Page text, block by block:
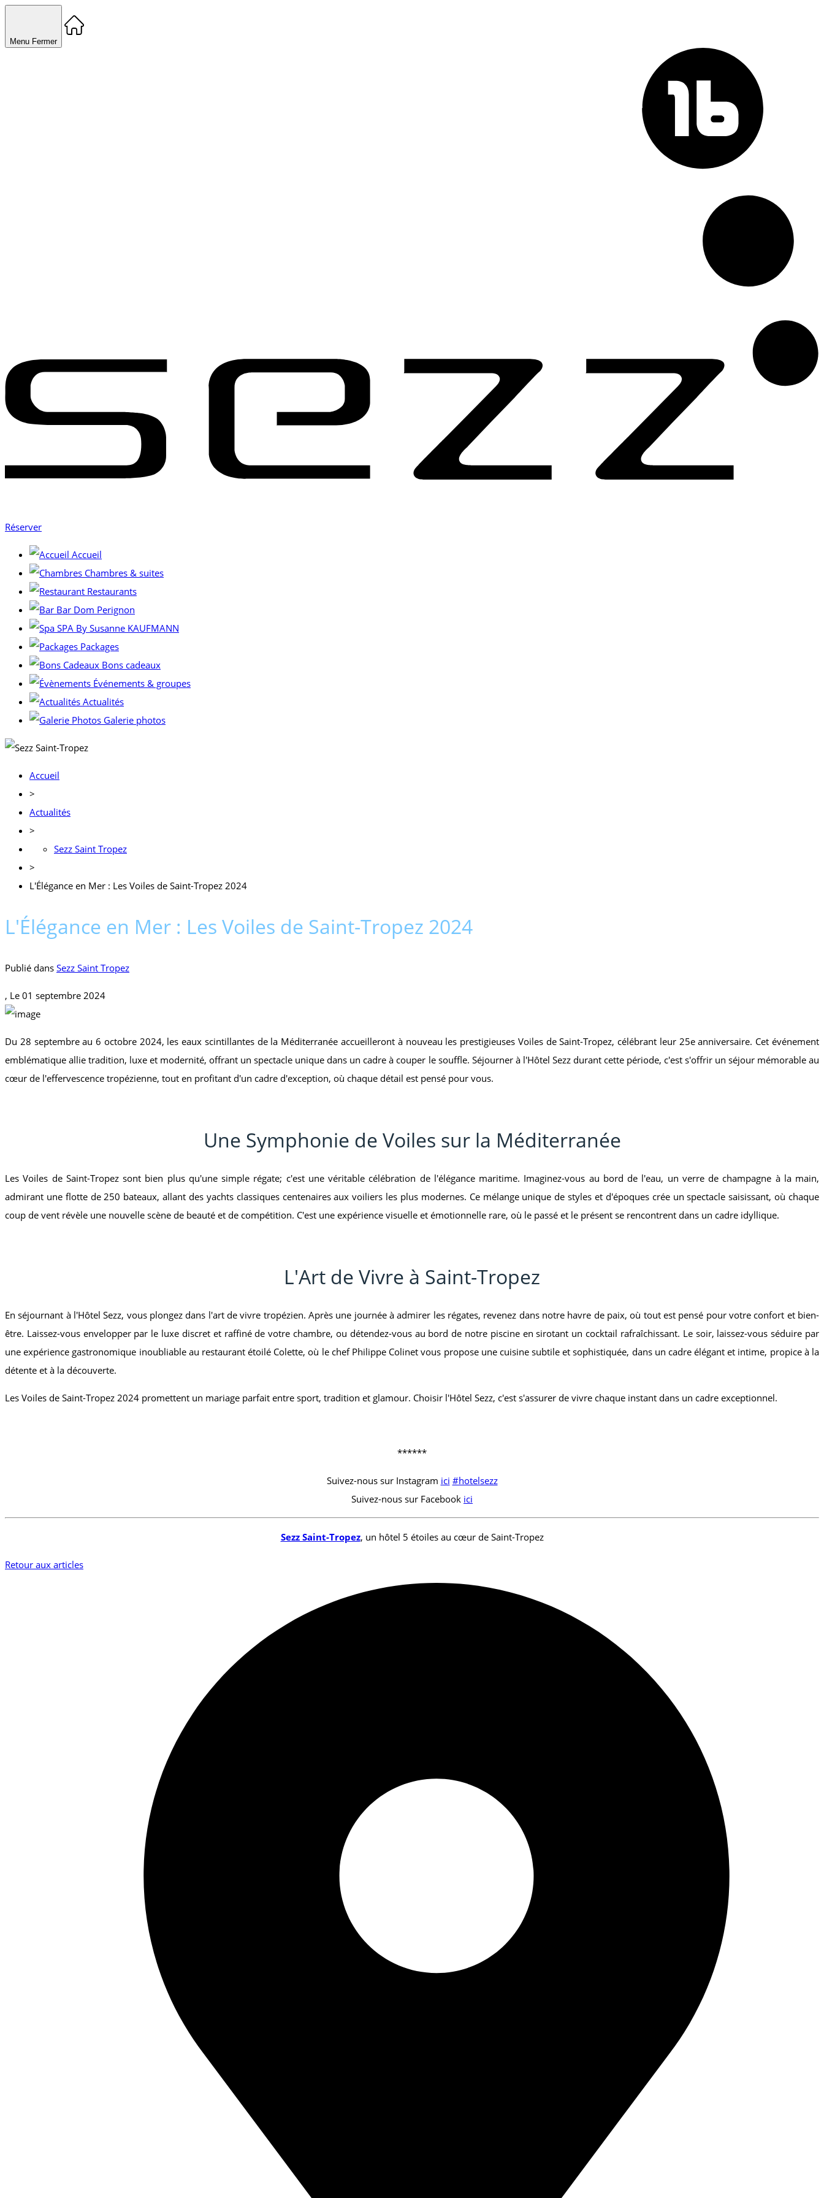
Menu Fermer
Réserver
Accueil
Chambres & suites
Restaurants
Bar Dom Perignon
SPA By Susanne KAUFMANN
Packages
Bons cadeaux
Événements & groupes
Actualités
Galerie photos
Accueil
>
Actualités
>
Sezz Saint Tropez
>
L'Élégance en Mer : Les Voiles de Saint-Tropez 2024
L'Élégance en Mer : Les Voiles de Saint-Tropez 2024
Publié dans Sezz Saint Tropez
, Le 01 septembre 2024
Du 28 septembre au 6 octobre 2024, les eaux scintillantes de la Méditerranée accueilleront à nouveau les prestigieuses Voiles de Saint-Tropez, célébrant leur 25e anniversaire. Cet événement
emblématique allie tradition, luxe et modernité, offrant un spectacle unique dans un cadre à couper le souffle. Séjourner à l'Hôtel Sezz durant cette période, c'est s'offrir un séjour mémorable au
cœur de l'effervescence tropézienne, tout en profitant d'un cadre d'exception, où chaque détail est pensé pour vous.
Une Symphonie de Voiles sur la Méditerranée
Les Voiles de Saint-Tropez sont bien plus qu'une simple régate; c'est une véritable célébration de l'élégance maritime. Imaginez-vous au bord de l'eau, un verre de champagne à la main,
admirant une flotte de 250 bateaux, allant des yachts classiques centenaires aux voiliers les plus modernes. Ce mélange unique de styles et d'époques crée un spectacle saisissant, où chaque
coup de vent révèle une nouvelle scène de beauté et de compétition. C'est une expérience visuelle et émotionnelle rare, où le passé et le présent se rencontrent dans un cadre idyllique.
L'Art de Vivre à Saint-Tropez
En séjournant à l'Hôtel Sezz, vous plongez dans l'art de vivre tropézien. Après une journée à admirer les régates, revenez dans notre havre de paix, où tout est pensé pour votre confort et bien-
être. Laissez-vous envelopper par le luxe discret et raffiné de votre chambre, ou détendez-vous au bord de notre piscine en sirotant un cocktail rafraîchissant. Le soir, laissez-vous séduire par
une expérience gastronomique inoubliable au restaurant étoilé Colette, où le chef Philippe Colinet vous propose une cuisine subtile et sophistiquée, dans un cadre élégant et intime, propice à la
détente et à la découverte.
Les Voiles de Saint-Tropez 2024 promettent un mariage parfait entre sport, tradition et glamour. Choisir l'Hôtel Sezz, c'est s'assurer de vivre chaque instant dans un cadre exceptionnel.
******
Suivez-nous sur Instagram ici #hotelsezz
Suivez-nous sur Facebook ici
Sezz Saint-Tropez, un hôtel 5 étoiles au cœur de Saint-Tropez
Retour aux articles